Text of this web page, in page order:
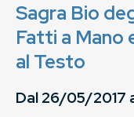
Sagra Bio
Fatti a Mano
al Testo
Dal26/05/2017